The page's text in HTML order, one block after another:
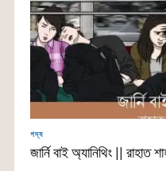
গদ্য
জার্নি বাই অ্যানিথিং || রাহাত